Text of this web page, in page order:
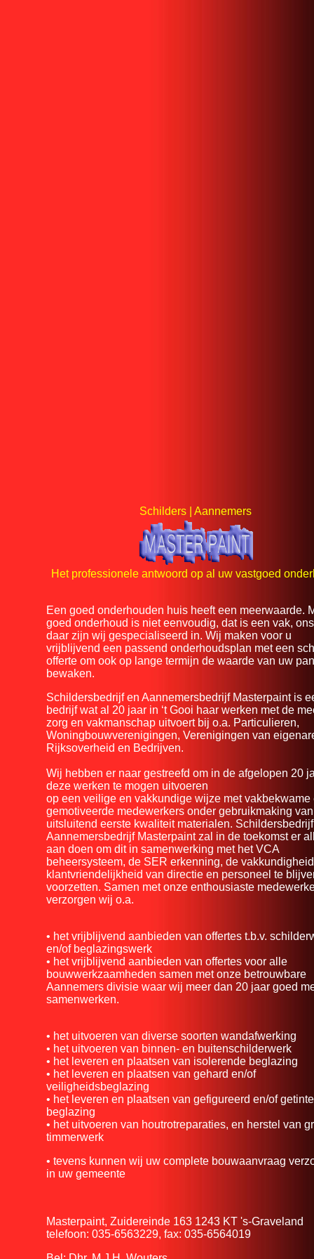
Schilders | Aannemers
Het professionele antwoord op al uw vastgoed
Een goed onderhouden huis heeft een meerwaarde.
goed onderhoud is niet eenvoudig, dat is een vak,
daar zijn wij gespecialiseerd in. Wij maken voor u
vrijblijvend een passend onderhoudsplan met een
offerte om ook op lange termijn de waarde van uw
bewaken.
Schildersbedrijf en Aannemersbedrijf Masterpaint is
bedrijf wat al 20 jaar in ‘t Gooi haar werken met de
zorg en vakmanschap uitvoert bij o.a. Particulieren,
Woningbouwverenigingen, Verenigingen van
Rijksoverheid en Bedrijven.
Wij hebben er naar gestreefd om in de afgelopen 20
deze werken te mogen uitvoeren
op een veilige en vakkundige wijze met vakbekwame
gemotiveerde medewerkers onder gebruikmaking van
uitsluitend eerste kwaliteit materialen.
Aannemersbedrijf Masterpaint zal in de toekomst er
aan doen om dit in samenwerking met het VCA
beheersysteem, de SER erkenning, de
klantvriendelijkheid van directie en personeel te
voorzetten. Samen met onze enthousiaste
verzorgen wij o.a.
• het vrijblijvend aanbieden van offertes t.b.v.
en/of beglazingswerk
• het vrijblijvend aanbieden van offertes voor alle
bouwwerkzaamheden samen met onze betrouwbare
Aannemers divisie waar wij meer dan 20 jaar goed
samenwerken.
• het uitvoeren van diverse soorten wandafwerking
• het uitvoeren van binnen- en buitenschilderwerk
• het leveren en plaatsen van isolerende beglazing
• het leveren en plaatsen van gehard en/of
veiligheidsbeglazing
• het leveren en plaatsen van gefigureerd en/of getinte
beglazing
• het uitvoeren van houtrotreparaties, en herstel van
timmerwerk
• tevens kunnen wij uw complete bouwaanvraag
in uw gemeente
Masterpaint, Zuidereinde 163 1243 KT 's-Graveland
telefoon: 035-6563229, fax: 035-6564019